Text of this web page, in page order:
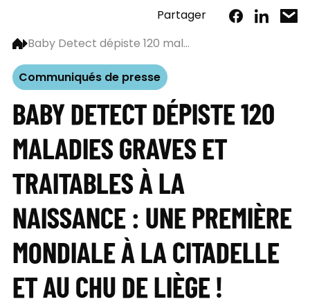
Partager
Baby Detect dépiste 120 mal...
Communiqués de presse
BABY DETECT DÉPISTE 120
MALADIES GRAVES ET
TRAITABLES À LA
NAISSANCE : UNE PREMIÈRE
MONDIALE À LA CITADELLE
ET AU CHU DE LIÈGE !